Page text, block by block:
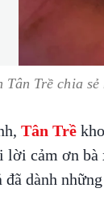
Tân Trề chia
Tân Trề
lời cảm ơn bà
đã dành